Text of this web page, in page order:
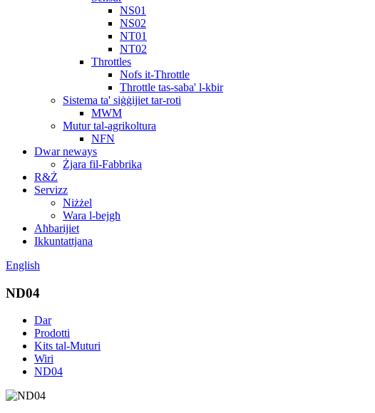
NS01
NS02
NT01
NT02
Throttles
Nofs it-Throttle
Throttle tas-saba' l-kbir
Sistema ta' siġġijiet tar-roti
MWM
Mutur tal-agrikoltura
NFN
Dwar neways
Żjara fil-Fabbrika
R&Ż
Servizz
Niżżel
Wara l-bejgħ
Aħbarijiet
Ikkuntattjana
English
ND04
Dar
Prodotti
Kits tal-Muturi
Wiri
ND04